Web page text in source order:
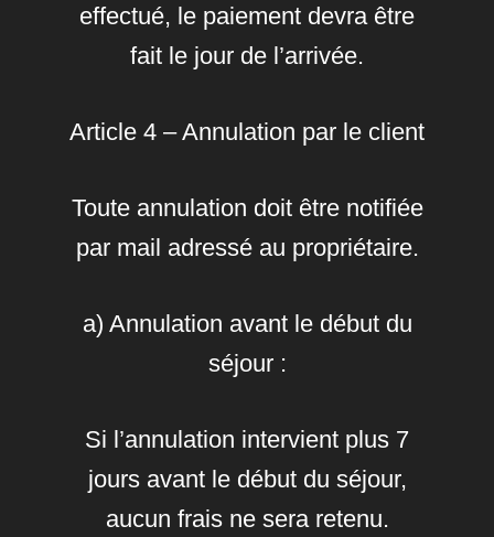
effectué, le paiement devra être
fait le jour de l’arrivée.
Article 4 – Annulation par le client
Toute annulation doit être notifiée
par mail adressé au propriétaire.
a) Annulation avant le début du
séjour :
Si l’annulation intervient plus 7
jours avant le début du séjour,
aucun frais ne sera retenu.